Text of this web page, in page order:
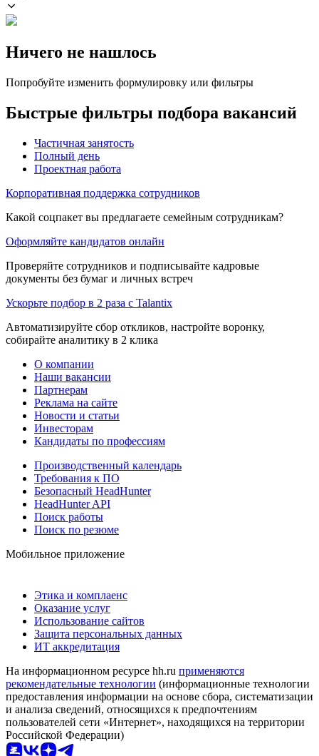
Ничего не нашлось
Попробуйте изменить формулировку или фильтры
Быстрые фильтры подбора вакансий
Частичная занятость
Полный день
Проектная работа
Корпоративная поддержка сотрудников
Какой соцпакет вы предлагаете семейным сотрудникам?
Оформляйте кандидатов онлайн
Проверяйте сотрудников и подписывайте кадровые
документы без бумаг и личных встреч
Ускорьте подбор в 2 раза с Talantix
Автоматизируйте сбор откликов, настройте воронку,
собирайте аналитику в 2 клика
О компании
Наши вакансии
Партнерам
Реклама на сайте
Новости и статьи
Инвесторам
Кандидаты по профессиям
Производственный календарь
Требования к ПО
Безопасный HeadHunter
HeadHunter API
Поиск работы
Поиск по резюме
Мобильное приложение
Этика и комплаенс
Оказание услуг
Использование сайтов
Защита персональных данных
ИТ аккредитация
На информационном ресурсе hh.ru применяются
рекомендательные технологии (информационные технологии
предоставления информации на основе сбора, систематизации
и анализа сведений, относящихся к предпочтениям
пользователей сети «Интернет», находящихся на территории
Российской Федерации)